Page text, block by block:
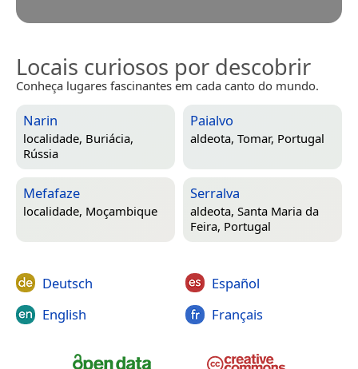
Locais curiosos por descobrir
Conheça lugares fascinantes em cada canto do mundo.
Narin
localidade, Buriácia,
Rússia
Paialvo
aldeota, Tomar, Portugal
Mefafaze
localidade, Moçambique
Serralva
aldeota, Santa Maria da
Feira, Portugal
Deutsch
English
Español
Français